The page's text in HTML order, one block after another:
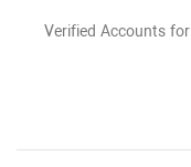
Verified Accounts